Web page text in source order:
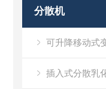
分散机
插入式分散乳